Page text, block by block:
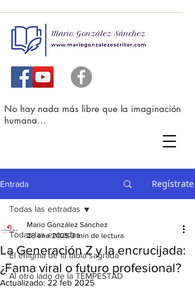
No hay nada más libre que la imaginación
humana...
Entrada Regístrate
Todas las entradas
El enigma de la tabla sagrada
Al otro lado de la TEMPESTAD
Todas las entradas
La Generación Z y la encrucijada:
¿Fama viral o futuro profesional?
Mario González Sánchez
28 ene 2025 3 min de lectura
Actualizado: 22 feb 2025